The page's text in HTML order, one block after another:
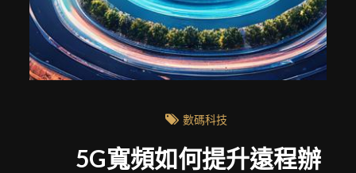
數碼科技
5G寬頻如何提升遠程辦